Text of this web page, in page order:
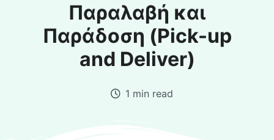
Παραλαβή και
Παράδοση (Pick-up
and Deliver)
1 min read